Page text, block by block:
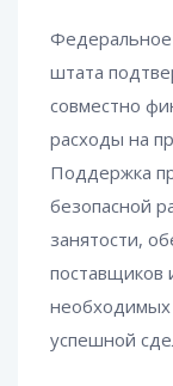
Федеральное
штата
совместно
расходы на
Поддержка
безопасной
занятости,
поставщиков
необходимых
успешной